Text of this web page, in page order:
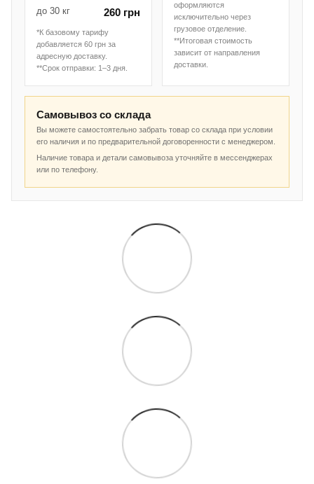
до 30 кг 260 грн
*К базовому тарифу
добавляется 60 грн за
адресную доставку.
**Срок отправки: 1–3 дня.
оформляются
исключительно через
грузовое отделение.
**Итоговая стоимость
зависит от направления
доставки.
Самовывоз со склада
Вы можете самостоятельно забрать товар со склада при условии
его наличия и по предварительной договоренности с менеджером.
Наличие товара и детали самовывоза уточняйте в мессенджерах
или по телефону.